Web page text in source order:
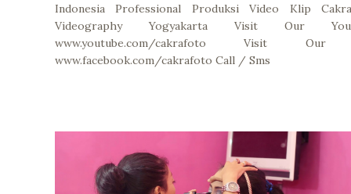
Indonesia Professional Produksi Video Klip
Videography Yogyakarta Visit Our
www.youtube.com/cakrafoto Visit
www.facebook.com/cakrafoto Call / Sms